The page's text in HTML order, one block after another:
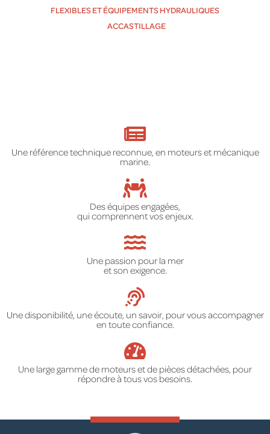
FLEXIBLES ET ÉQUIPEMENTS HYDRAULIQUES
ACCASTILLAGE
Une référence technique reconnue, en moteurs et mécanique
marine.
Des équipes engagées,
qui comprennent vos enjeux.
Une passion pour la mer
et son exigence.
Une disponibilité, une écoute, un savoir, pour vous accompagner
en toute confiance.
Une large gamme de moteurs et de pièces détachées, pour
répondre à tous vos besoins.